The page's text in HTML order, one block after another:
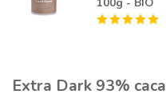
Extra Dark 93%